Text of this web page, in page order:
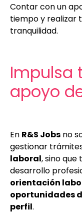
Contar con un
tiempo y realizar
tranquilidad.
Impulsa
apoyo
En R&S Jobs no
gestionar
laboral, sino
desarrollo
orientación
oportunidades
perfil.